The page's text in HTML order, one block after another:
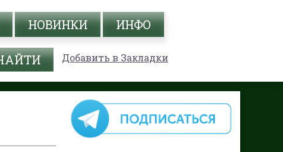
НОВИНКИ ИНФО
Добавить в Закладки